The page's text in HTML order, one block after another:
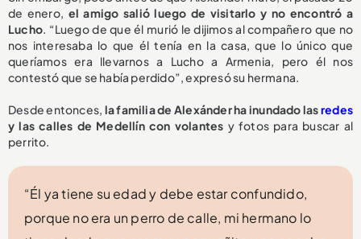
de enero, el amigo salió luego de visitarlo y no encontró a
Lucho. “Luego de que él murió le dijimos al compañero que no
nos interesaba lo que él tenía en la casa, que lo único que
queríamos era llevarnos a Lucho a Armenia, pero él nos
contestó que se había perdido”, expresó su hermana.
Desde entonces, la familia de Alexánder ha inundado lasredes
y las calles de Medellín con volantes y fotos para buscar al
perrito.
“Él ya tiene su edad y debe estar confundido,
porque no era un perro de calle, mi hermano lo